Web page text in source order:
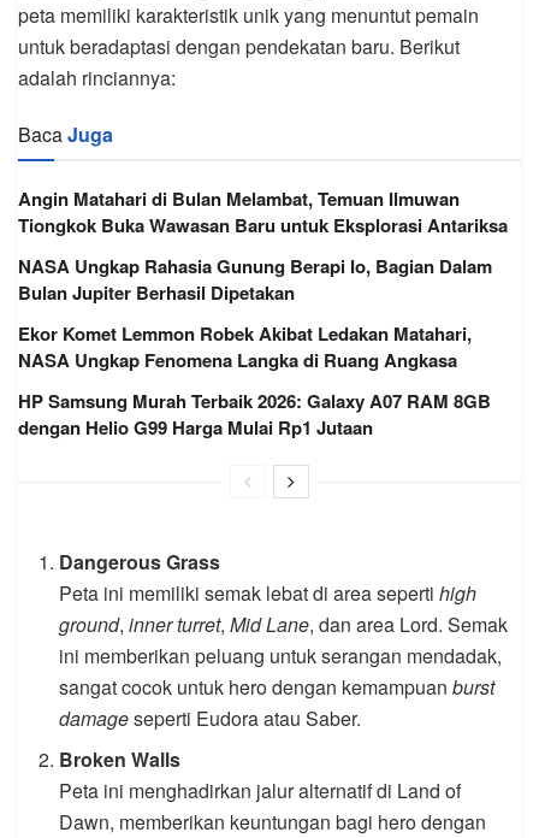
peta memiliki karakteristik unik yang menuntut pemain
untuk beradaptasi dengan pendekatan baru. Berikut
adalah rinciannya:
BacaJuga
Angin Matahari di Bulan Melambat, Temuan Ilmuwan
Tiongkok Buka Wawasan Baru untuk Eksplorasi Antariksa
NASA Ungkap Rahasia Gunung Berapi Io, Bagian Dalam
Bulan Jupiter Berhasil Dipetakan
Ekor Komet Lemmon Robek Akibat Ledakan Matahari,
NASA Ungkap Fenomena Langka di Ruang Angkasa
HP Samsung Murah Terbaik 2026: Galaxy A07 RAM 8GB
dengan Helio G99 Harga Mulai Rp1 Jutaan
Dangerous Grass
Peta ini memiliki semak lebat di area sepertihigh
ground,inner turret,Mid Lane, dan area Lord. Semak
ini memberikan peluang untuk serangan mendadak,
sangat cocok untuk hero dengan kemampuanburst
damageseperti Eudora atau Saber.
Broken Walls
Peta ini menghadirkan jalur alternatif di Land of
Dawn, memberikan keuntungan bagi hero dengan